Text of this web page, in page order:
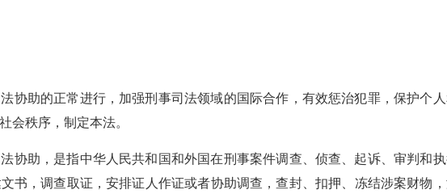
协助的正常进行，加强刑事司法领域的国际合作，有效惩治犯罪，保护个
会秩序，制定本法。
协助，是指中华人民共和国和外国在刑事案件调查、侦查、起诉、审判和
书，调查取证，安排证人作证或者协助调查，查封、扣押、冻结涉案财物